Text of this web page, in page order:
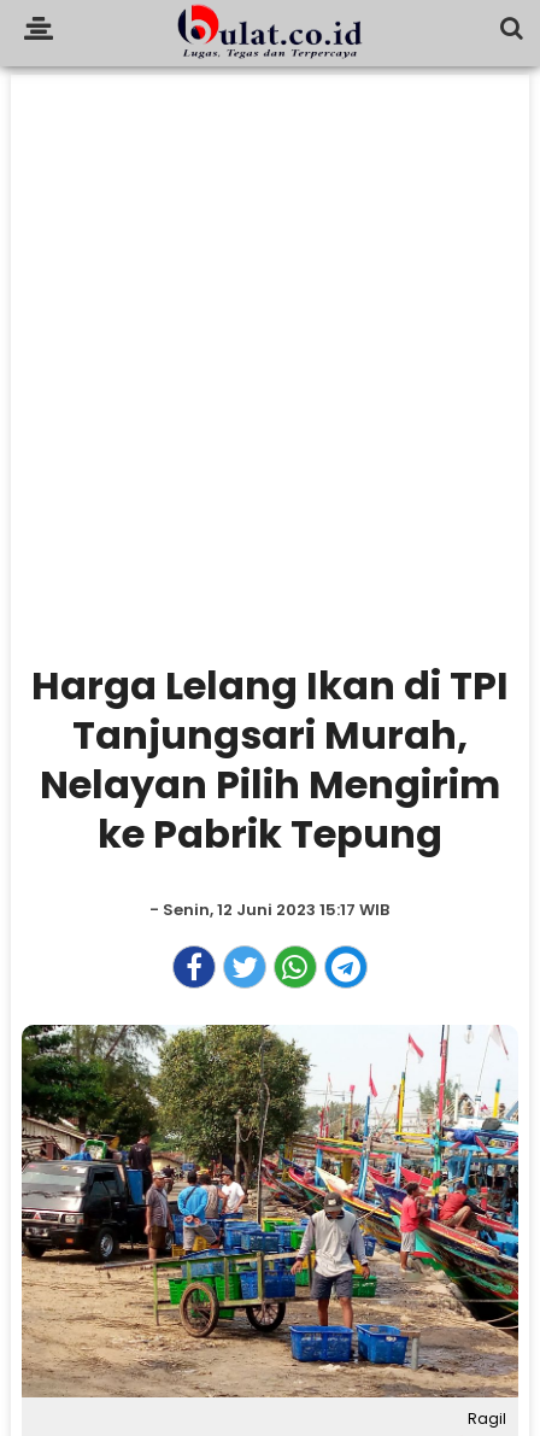
Harga Lelang Ikan di TPI
Tanjungsari Murah,
Nelayan Pilih Mengirim
ke Pabrik Tepung
- Senin, 12 Juni 2023 15:17 WIB
Ragil